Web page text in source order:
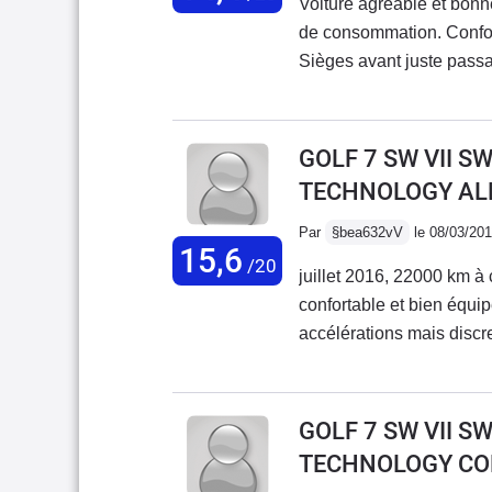
Voiture agréable et
de consommation.
Sièges avant juste
ne soit pas
qu'alambiquée : chez
antibrouillards suppose
notice constructeur est
constat d'échec quand
mécanique,
15,6 /20
GOLF 7 SW VII
TECHNOLOGY
Par §bea632vV le 08/03/
juillet 2016, 22000 km
confortable et bien
accélérations mais
fonctionne
est sans surprise, le tdi
GOLF 7 SW VII
TECHNOLOGY